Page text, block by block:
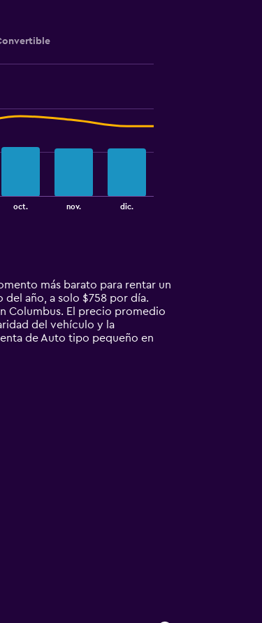
oct. nov. dic.
más barato para rentar un
del año, a solo $758 por día.
Columbus. El precio promedio
del vehículo y la
de Auto tipo pequeño en